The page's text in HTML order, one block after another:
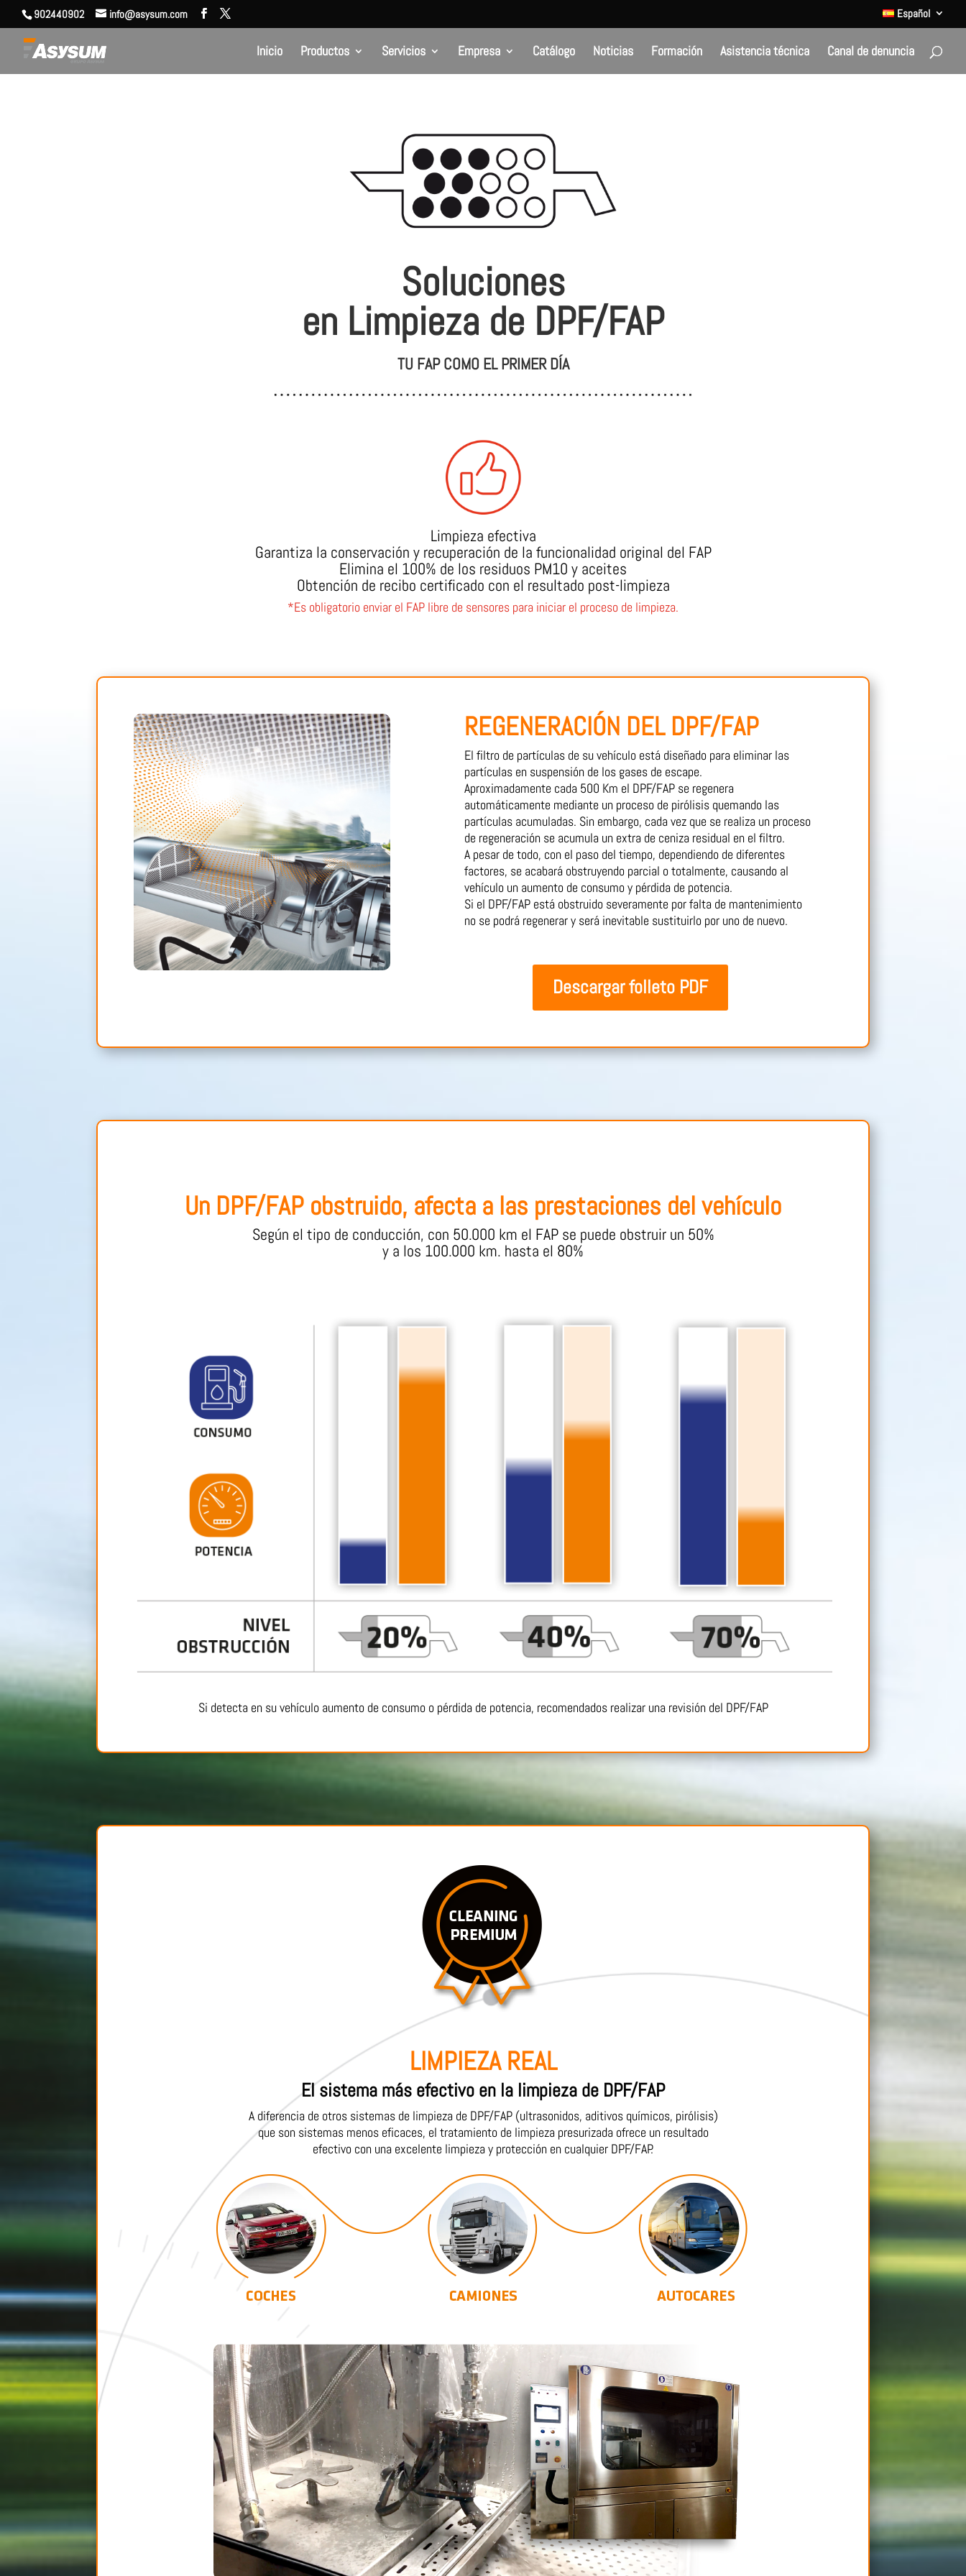
902440902 info@asysum.com Español
Inicio Productos Servicios Empresa Catálogo Noticias Formación Asistencia técnica Canal de denuncia
Soluciones
en Limpieza de DPF/FAP
TU FAP COMO EL PRIMER DÍA
Limpieza efectiva
Garantiza la conservación y recuperación de la funcionalidad original del FAP
Elimina el 100% de los residuos PM10 y aceites
Obtención de recibo certificado con el resultado post-limpieza
*Es obligatorio enviar el FAP libre de sensores para iniciar el proceso de limpieza.
REGENERACIÓN DEL DPF/FAP
El filtro de partículas de su vehículo está diseñado para eliminar las
partículas en suspensión de los gases de escape.
Aproximadamente cada 500 Km el DPF/FAP se regenera
automáticamente mediante un proceso de pirólisis quemando las
partículas acumuladas. Sin embargo, cada vez que se realiza un proceso
de regeneración se acumula un extra de ceniza residual en el filtro.
A pesar de todo, con el paso del tiempo, dependiendo de diferentes
factores, se acabará obstruyendo parcial o totalmente, causando al
vehículo un aumento de consumo y pérdida de potencia.
Si el DPF/FAP está obstruido severamente por falta de mantenimiento
no se podrá regenerar y será inevitable sustituirlo por uno de nuevo.
Descargar folleto PDF
Un DPF/FAP obstruido, afecta a las prestaciones del vehículo
Según el tipo de conducción, con 50.000 km el FAP se puede obstruir un 50%
y a los 100.000 km. hasta el 80%
Si detecta en su vehículo aumento de consumo o pérdida de potencia, recomendados realizar una revisión del DPF/FAP
LIMPIEZA REAL
El sistema más efectivo en la limpieza de DPF/FAP
A diferencia de otros sistemas de limpieza de DPF/FAP (ultrasonidos, aditivos químicos, pirólisis)
que son sistemas menos eficaces, el tratamiento de limpieza presurizada ofrece un resultado
efectivo con una excelente limpieza y protección en cualquier DPF/FAP.